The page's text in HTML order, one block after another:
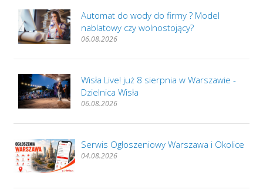
Automat do wody do firmy ? Model
nablatowy czy wolnostojący?
06.08.2026
Wisła Live! już 8 sierpnia w Warszawie -
Dzielnica Wisła
06.08.2026
Serwis Ogłoszeniowy Warszawa i Okolice
04.08.2026